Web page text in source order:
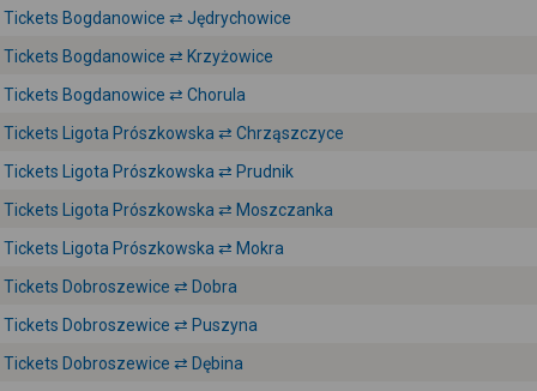
Tickets Bogdanowice ⇄ Jędrychowice
Tickets Bogdanowice ⇄ Krzyżowice
Tickets Bogdanowice ⇄ Chorula
Tickets Ligota Prószkowska ⇄ Chrząszczyce
Tickets Ligota Prószkowska ⇄ Prudnik
Tickets Ligota Prószkowska ⇄ Moszczanka
Tickets Ligota Prószkowska ⇄ Mokra
Tickets Dobroszewice ⇄ Dobra
Tickets Dobroszewice ⇄ Puszyna
Tickets Dobroszewice ⇄ Dębina